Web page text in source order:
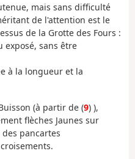
mais sans difficulté
de l'attention est le
de la Grotte des Fours :
exposé, sans être
à la longueur et la
(à partir de (9) ),
flèches Jaunes sur
des pancartes